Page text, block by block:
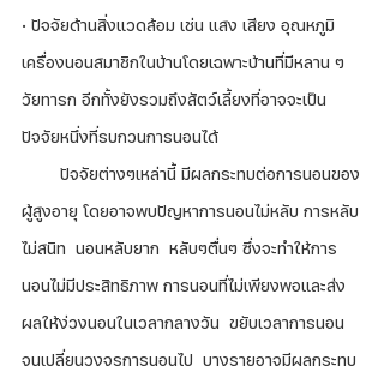
· ปัจจัยด้านสิ่งแวดล้อม เช่น แสง เสียง อุณหภูมิ
เครื่องนอนสมาชิกในบ้านโดยเฉพาะบ้านที่มีหลาน ๆ
วัยทารก อีกทั้งยังรวมถึงสัตว์เลี้ยงที่อาจจะเป็น
ปัจจัยหนึ่งที่รบกวนการนอนได้
ผู้สูงอายุ โดยอาจพบปัญหาการนอนไม่หลับ การหลับ
ไม่สนิท  นอนหลับยาก  หลับๆตื่นๆ ซึ่งจะทำให้การ
นอนไม่มีประสิทธิภาพ การนอนที่ไม่เพียงพอและส่ง
ผลให้ง่วงนอนในเวลากลางวัน  ขยับเวลาการนอน
จนเปลี่ยนวงจรการนอนไป  บางรายอาจมีผลกระทบ